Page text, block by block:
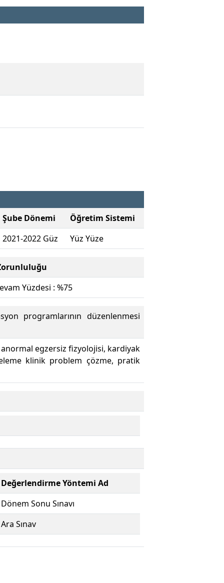
Şube Dönemi
Öğretim Sistemi
2021-2022 Güz Yüz Yüze
Yüzdesi : %75
programlarının düzenlenmesi
egzersiz fizyolojisi, kardiyak
klinik problem çözme, pratik
Değerlendirme Yöntemi Ad
Dönem Sonu Sınavı
Ara Sınav